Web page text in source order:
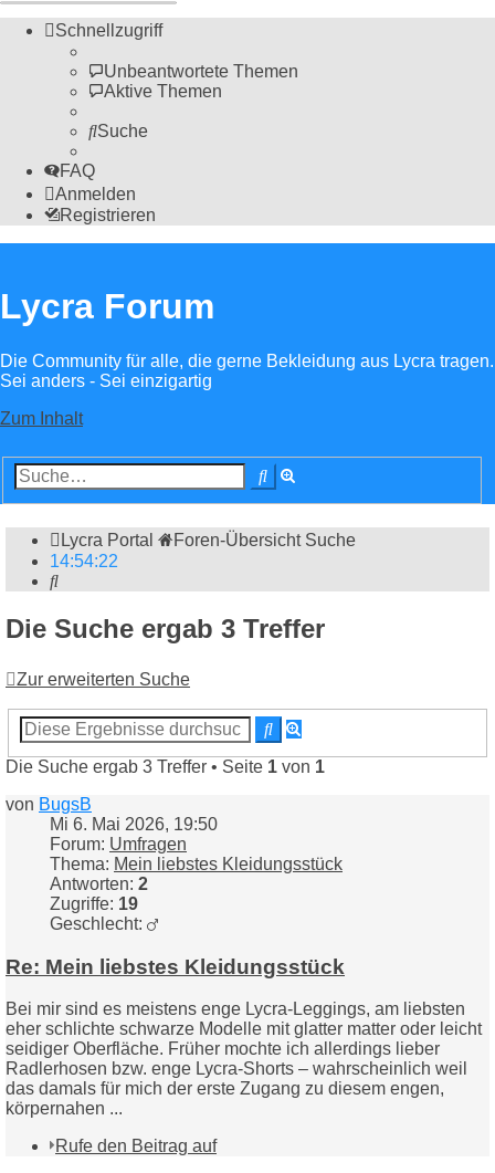
Schnellzugriff
Unbeantwortete Themen
Aktive Themen
Suche
FAQ
Anmelden
Registrieren
Lycra Forum
Die Community für alle, die gerne Bekleidung aus Lycra tragen.
Sei anders - Sei einzigartig
Zum Inhalt
Suche
Lycra Portal Foren-Übersicht Suche
14:54:22
Suche
Die Suche ergab 3 Treffer
Zur erweiterten Suche
SucheErweiterte
Suche
Die Suche ergab 3 Treffer • Seite 1 von 1
von BugsB
Mi 6. Mai 2026, 19:50
Forum: Umfragen
Thema: Mein liebstes Kleidungsstück
Antworten: 2
Zugriffe: 19
Geschlecht:
Re: Mein liebstes Kleidungsstück
Bei mir sind es meistens enge Lycra-Leggings, am liebsten
eher schlichte schwarze Modelle mit glatter matter oder leicht
seidiger Oberfläche. Früher mochte ich allerdings lieber
Radlerhosen bzw. enge Lycra-Shorts – wahrscheinlich weil
das damals für mich der erste Zugang zu diesem engen,
körpernahen ...
Rufe den Beitrag auf